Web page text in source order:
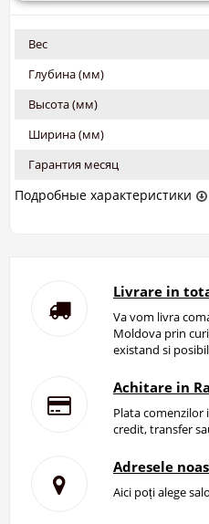
Вес
Глубина (мм)
Высота (мм)
Ширина (мм)
Гарантия месяц
Подробные характеристики
Livrare in
Va vom livra
Moldova prin
existand si
Achitare in
Plata
credit, transfer
Adresele
Aici poți alege